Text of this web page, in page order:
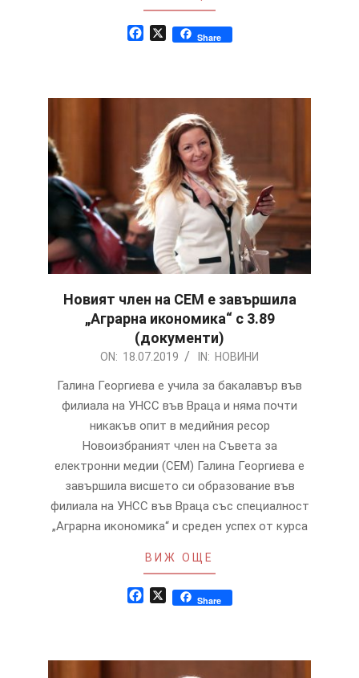
Facebook
X Share
Новият член на СЕМ е завършила
„Аграрна икономика“ с 3.89
(документи)
ON: 18.07.2019 IN: НОВИНИ
Галина Георгиева е учила за бакалавър във
филиала на УНСС във Враца и няма почти
никакъв опит в медийния ресор
Новоизбраният член на Съвета за
електронни медии (СЕМ) Галина Георгиева е
завършила висшето си образование във
филиала на УНСС във Враца със специалност
„Аграрна икономика“ и среден успех от курса
ВИЖ ОЩЕ
Facebook
X Share